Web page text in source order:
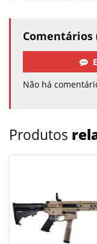
Comentários
Não há
Produtos